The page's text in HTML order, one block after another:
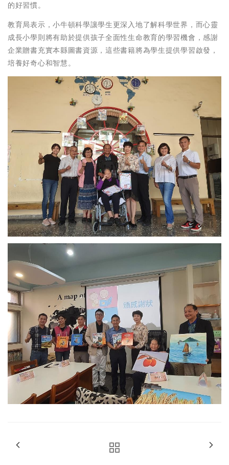
的好習慣。
教育局表示，小牛頓科學讓學生更深入地了解科學世界，而心靈
成長小學則將有助於提供孩子全面性生命教育的學習機會，感謝
企業贈書充實本縣圖書資源，這些書籍將為學生提供學習啟發，
培養好奇心和智慧。